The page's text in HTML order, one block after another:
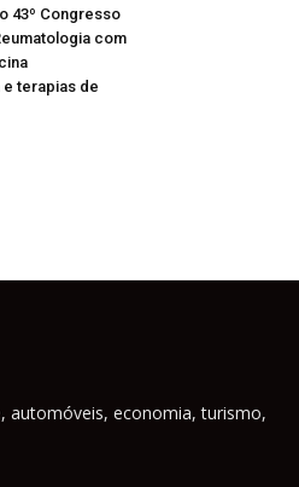
43º Congresso
com
terapias de
automóveis, economia, turismo,